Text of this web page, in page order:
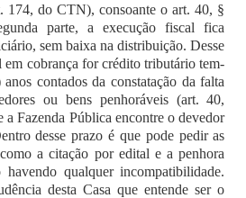
174, do CTN), consoante o art. 40, §
parte, a execução fiscal fica
sem baixa na distribuição. Desse
em cobrança for crédito tributário tem-
contados da constatação da falta
ou bens penhoráveis (art. 40,
a Fazenda Pública encontre o devedor
desse prazo é que pode pedir as
a citação por edital e a penhora
qualquer incompatibilidade.
desta Casa que entende ser o